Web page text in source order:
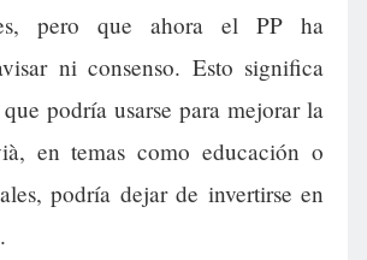
pero que ahora el PP ha
ni consenso. Esto significa
podría usarse para mejorar la
en temas como educación o
podría dejar de invertirse en